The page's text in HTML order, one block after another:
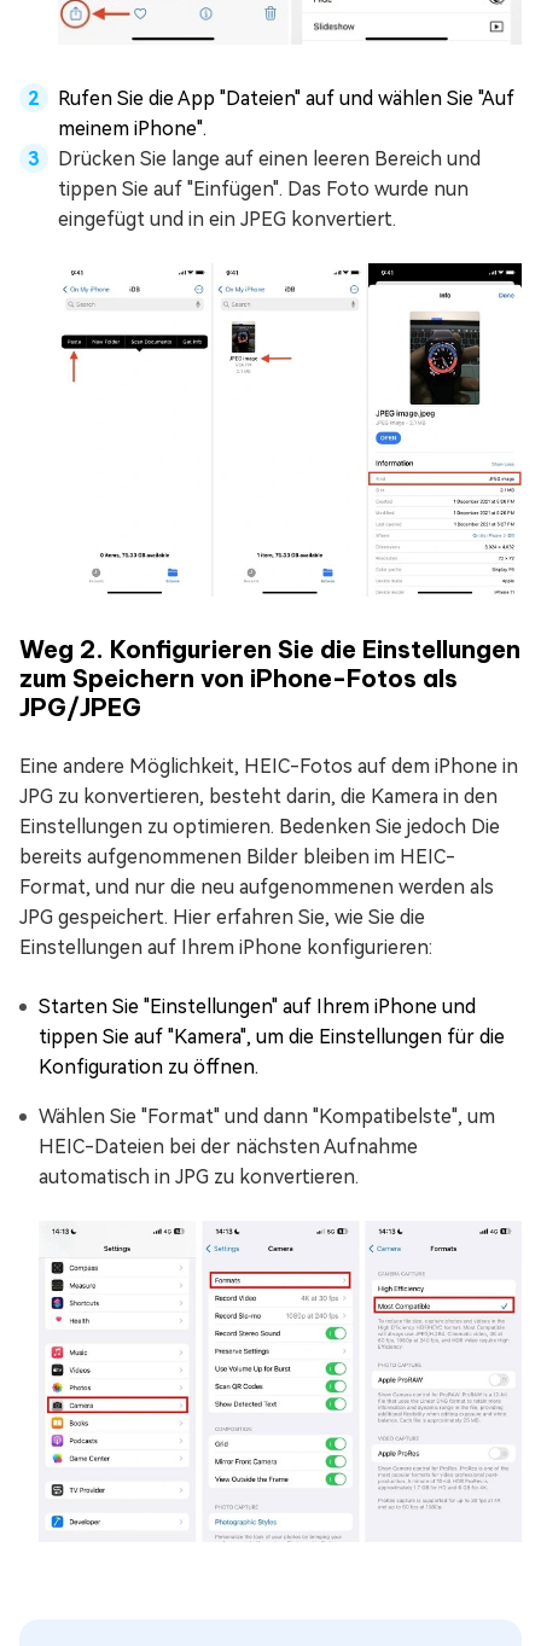
Rufen Sie die App "Dateien" auf und wählen Sie "Auf
meinem iPhone".
Drücken Sie lange auf einen leeren Bereich und
tippen Sie auf "Einfügen". Das Foto wurde nun
eingefügt und in ein JPEG konvertiert.
Weg 2. Konfigurieren Sie die Einstellungen
zum Speichern von iPhone-Fotos als
JPG/JPEG
Eine andere Möglichkeit, HEIC-Fotos auf dem iPhone in
JPG zu konvertieren, besteht darin, die Kamera in den
Einstellungen zu optimieren. Bedenken Sie jedoch Die
bereits aufgenommenen Bilder bleiben im HEIC-
Format, und nur die neu aufgenommenen werden als
JPG gespeichert. Hier erfahren Sie, wie Sie die
Einstellungen auf Ihrem iPhone konfigurieren:
Starten Sie "Einstellungen" auf Ihrem iPhone und
tippen Sie auf "Kamera", um die Einstellungen für die
Konfiguration zu öffnen.
Wählen Sie "Format" und dann "Kompatibelste", um
HEIC-Dateien bei der nächsten Aufnahme
automatisch in JPG zu konvertieren.